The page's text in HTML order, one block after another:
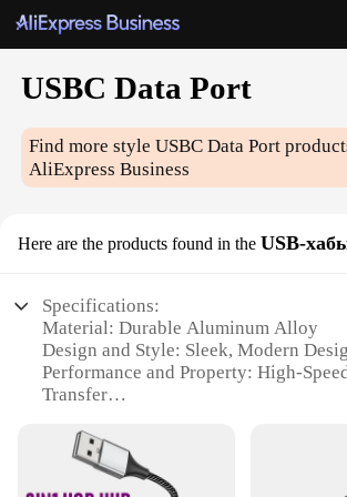
USBC Data Port
Find more styleUSBC Data Port
AliExpress Business
Here are the products found in the USB-
Specifications:
Material: Durable Aluminum Alloy
Design and Style: Sleek, Modern
Performance and Property: High-
Transfer
Quantity: Available in Sets
Usage and Purpose: Ideal for Data
Charging